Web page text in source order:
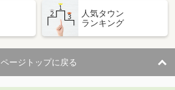
人気タウン
ランキング
ページトップに戻る